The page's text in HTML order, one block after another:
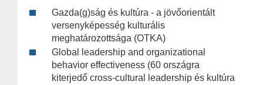
Gazda(g)ság és kultúra - a jövőorientált
versenyképesség kulturális
meghatározottsága (OTKA)
Global leadership and organizational
behavior effectiveness (60 országra
kiterjedő cross-cultural leadership és kultúra